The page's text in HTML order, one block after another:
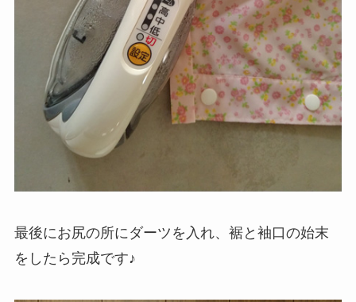
最後にお尻の所にダーツを入れ、裾と袖口の始末
をしたら完成です♪